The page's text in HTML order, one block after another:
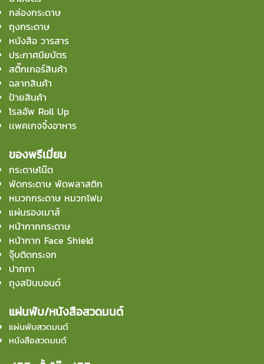
กล่องกระดาษ
ถุงกระดาษ
หนังสือ วารสาร
ประกาศนียบัตร
สติ๊กเกอร์สินค้า
ฉลากสินค้า
ป้ายสินค้า
โรลอัพ Roll Up
เเพคเกจจิ้งอาหาร
ของพรีเมี่ยม
กระดาษโน๊ต
พัดกระดาษ พัดพลาสติก
หมวกกระดาษ หมวกโฟม
แผ่นรองเมาส์
หน้ากากกระดาษ
หน้ากาก Face Shield
จุ๊บติดกระจก
ปากกา
ถุงสปันบอนด์
แผ่นพับ/หนังสือสวดมนต์
แผ่นพับสวดมนต์
หนังสือสวดมนต์